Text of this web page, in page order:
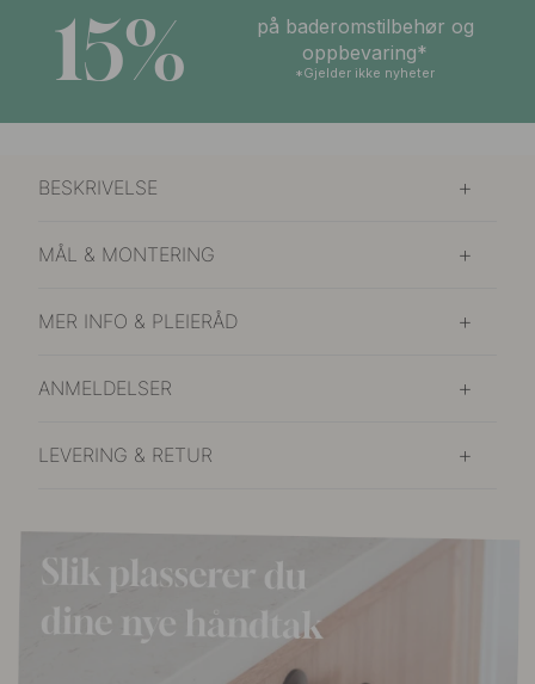
15%
på baderomstilbehør og
oppbevaring*
*Gjelder ikke nyheter
BESKRIVELSE
MÅL & MONTERING
MER INFO & PLEIERÅD
ANMELDELSER
LEVERING & RETUR